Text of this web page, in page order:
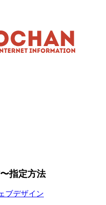
指定方法
ブデザイン